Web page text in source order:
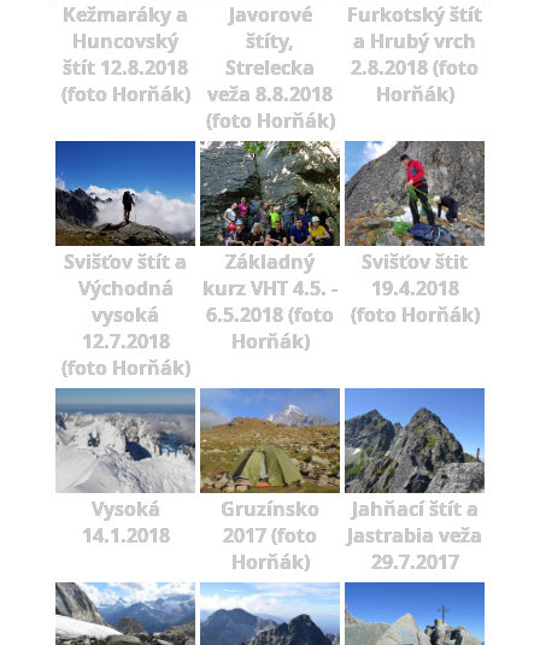
Kežmaráky a
Huncovský
štít 12.8.2018
(foto Horňák)
Javorové
štíty,
Strelecka
veža 8.8.2018
(foto Horňák)
Furkotský štít
a Hrubý vrch
2.8.2018 (foto
Horňák)
Svišťov štít a
Východná
vysoká
12.7.2018
(foto Horňák)
Základný
kurz VHT 4.5. -
6.5.2018 (foto
Horňák)
Svišťov štit
19.4.2018
(foto Horňák)
Vysoká
14.1.2018
Gruzínsko
2017 (foto
Horňák)
Jahňací štít a
Jastrabia veža
29.7.2017